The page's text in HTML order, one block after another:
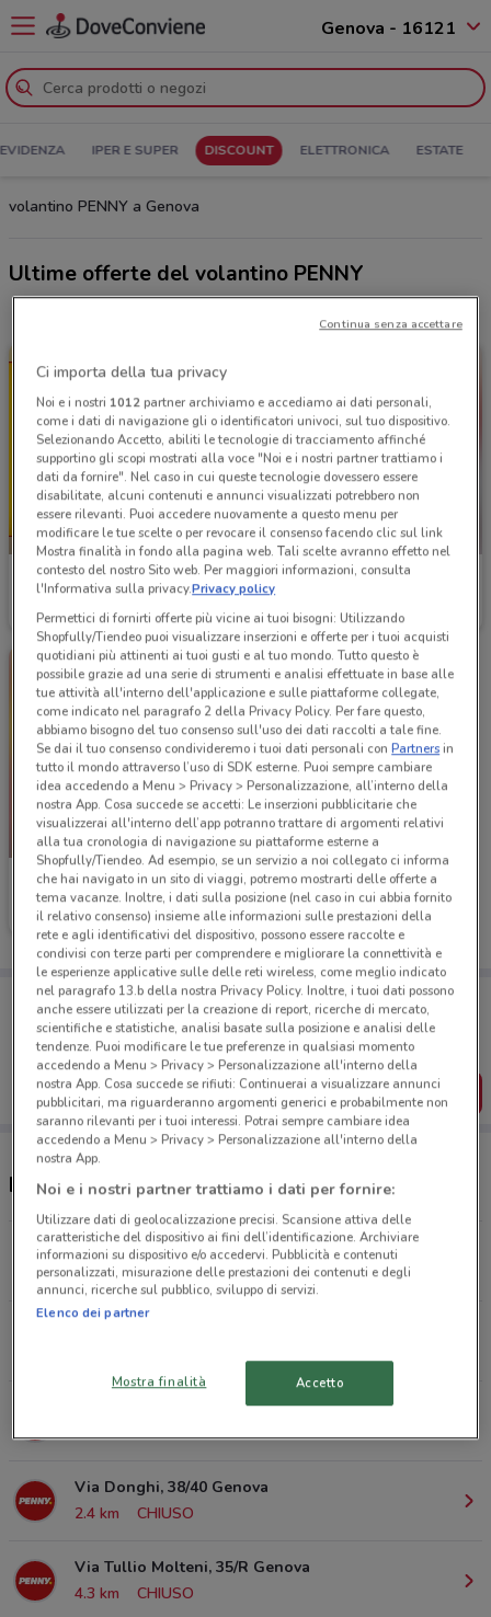
Genova - 16121
IPER E SUPER DISCOUNT ELETTRONICA ESTATE
volantino PENNY a Genova
Ultime offerte del volantino PENNY
NUOVO
PENNY
Scade mercoledì 1.5 km
PENNY
Scade mercoledì
NUOVO
PENNY
Scade mercoledì 164 m
Porta DoveConviene sempre con te!
Puoi trovare le migliori offerte dei negozi vicino a te,
salvarle e creare la tua lista del risparmio, comodamente
dal tuo cellulare.
SCARICA L’APP
Negozi PENNY a Genova
Via alla Porta degli Archi, 48 Genova
164 m
CHIUSO
Via Ayroli, 55 R Genova
Corso Europa, 25R Genova
2.4 km
CHIUSO
Via Donghi, 38/40 Genova
2.4 km
CHIUSO
Via Tullio Molteni, 35/R Genova
4.3 km
CHIUSO
Ci importa della tua privacy
Noi e i nostri 1012partner archiviamo e accediamo ai dati personali,
come i dati di navigazione gli o identificatori univoci, sul tuo dispositivo.
Selezionando Accetto, abiliti le tecnologie di tracciamento affinché
supportino gli scopi mostrati alla voce "Noi e i nostri partner trattiamo i
dati da fornire". Nel caso in cui queste tecnologie dovessero essere
disabilitate, alcuni contenuti e annunci visualizzati potrebbero non
essere rilevanti. Puoi accedere nuovamente a questo menu per
modificare le tue scelte o per revocare il consenso facendo clic sul link
Mostra finalità in fondo alla pagina web. Tali scelte avranno effetto nel
contesto del nostro Sito web. Per maggiori informazioni, consulta
l'Informativa sulla privacy.Privacy policy
Permettici di fornirti offerte più vicine ai tuoi bisogni: Utilizzando
Shopfully/Tiendeo puoi visualizzare inserzioni e offerte per i tuoi acquisti
quotidiani più attinenti ai tuoi gusti e al tuo mondo. Tutto questo è
possibile grazie ad una serie di strumenti e analisi effettuate in base alle
tue attività all'interno dell'applicazione e sulle piattaforme collegate,
come indicato nel paragrafo 2 della Privacy Policy. Per fare questo,
abbiamo bisogno del tuo consenso sull'uso dei dati raccolti a tale fine.
Se dai il tuo consenso condivideremo i tuoi dati personali conPartnersin
tutto il mondo attraverso l’uso di SDK esterne. Puoi sempre cambiare
idea accedendo a Menu > Privacy > Personalizzazione, all’interno della
nostra App. Cosa succede se accetti: Le inserzioni pubblicitarie che
visualizzerai all'interno dell’app potranno trattare di argomenti relativi
alla tua cronologia di navigazione su piattaforme esterne a
Shopfully/Tiendeo. Ad esempio, se un servizio a noi collegato ci informa
che hai navigato in un sito di viaggi, potremo mostrarti delle offerte a
tema vacanze. Inoltre, i dati sulla posizione (nel caso in cui abbia fornito
il relativo consenso) insieme alle informazioni sulle prestazioni della
rete e agli identificativi del dispositivo, possono essere raccolte e
condivisi con terze parti per comprendere e migliorare la connettività e
le esperienze applicative sulle delle reti wireless, come meglio indicato
nel paragrafo 13.b della nostra Privacy Policy. Inoltre, i tuoi dati possono
anche essere utilizzati per la creazione di report, ricerche di mercato,
scientifiche e statistiche, analisi basate sulla posizione e analisi delle
tendenze. Puoi modificare le tue preferenze in qualsiasi momento
accedendo a Menu > Privacy > Personalizzazione all'interno della
nostra App. Cosa succede se rifiuti: Continuerai a visualizzare annunci
pubblicitari, ma riguarderanno argomenti generici e probabilmente non
saranno rilevanti per i tuoi interessi. Potrai sempre cambiare idea
accedendo a Menu > Privacy > Personalizzazione all'interno della
nostra App.
Noi e i nostri partner trattiamo i dati per fornire:
Utilizzare dati di geolocalizzazione precisi. Scansione attiva delle
caratteristiche del dispositivo ai fini dell’identificazione. Archiviare
informazioni su dispositivo e/o accedervi. Pubblicità e contenuti
personalizzati, misurazione delle prestazioni dei contenuti e degli
annunci, ricerche sul pubblico, sviluppo di servizi.
Elenco dei partner
Mostra finalità Accetto
Continua senza accettare